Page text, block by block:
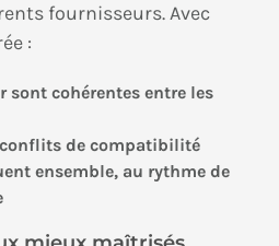
fournisseurs. Avec
:
sont cohérentes entre les
conflits de compatibilité
ensemble, au rythme de